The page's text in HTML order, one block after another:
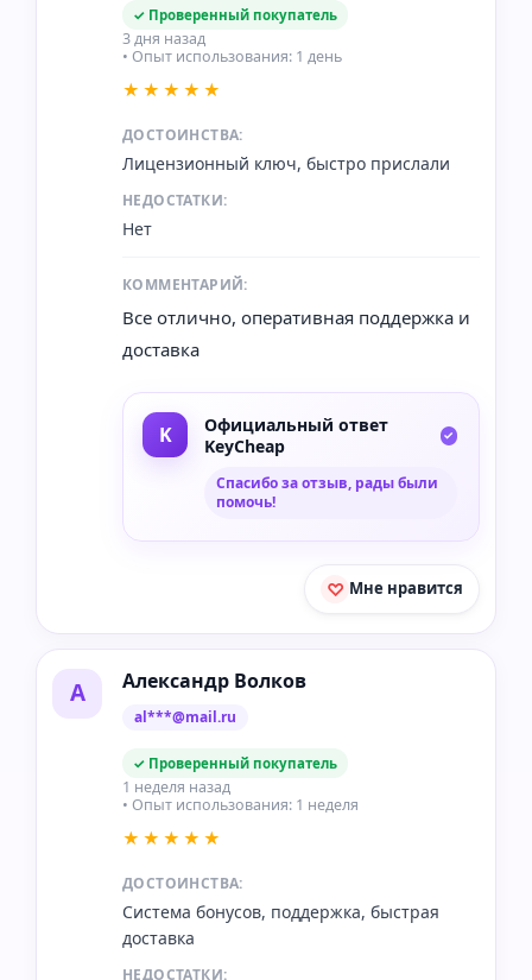
✓ Проверенный покупатель
3 дня назад
• Опыт использования: 1 день
★★★★★
ДОСТОИНСТВА:
Лицензионный ключ, быстро прислали
НЕДОСТАТКИ:
Нет
КОММЕНТАРИЙ:
Все отлично, оперативная поддержка и
доставка
Официальный ответ
KeyCheap
Спасибо за отзыв, рады были
помочь!
Мне нравится
А Александр Волков
al***@mail.ru
✓ Проверенный покупатель
1 неделя назад
• Опыт использования: 1 неделя
★★★★★
ДОСТОИНСТВА:
Система бонусов, поддержка, быстрая
доставка
НЕДОСТАТКИ: